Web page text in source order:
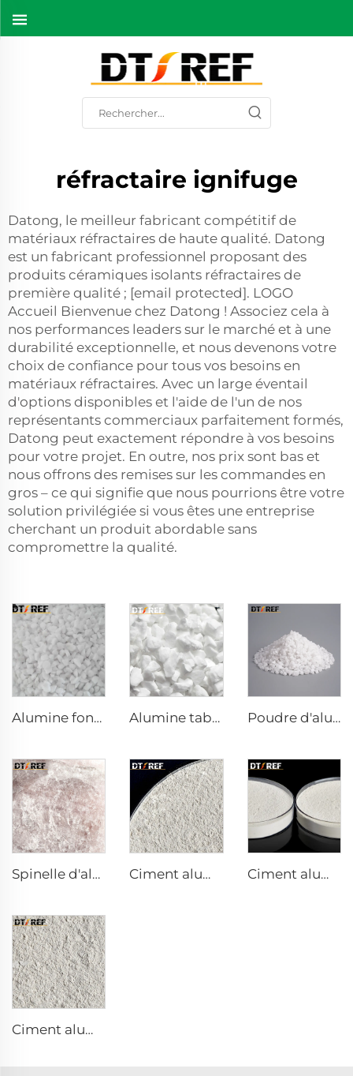
réfractaire ignifuge
Datong, le meilleur fabricant compétitif de
matériaux réfractaires de haute qualité. Datong
est un fabricant professionnel proposant des
produits céramiques isolants réfractaires de
première qualité ; [email protected]. LOGO
Accueil Bienvenue chez Datong ! Associez cela à
nos performances leaders sur le marché et à une
durabilité exceptionnelle, et nous devenons votre
choix de confiance pour tous vos besoins en
matériaux réfractaires. Avec un large éventail
d'options disponibles et l'aide de l'un de nos
représentants commerciaux parfaitement formés,
Datong peut exactement répondre à vos besoins
pour votre projet. En outre, nos prix sont bas et
nous offrons des remises sur les commandes en
gros – ce qui signifie que nous pourrions être votre
solution privilégiée si vous êtes une entreprise
cherchant un produit abordable sans
compromettre la qualité.
Alumine fondue blanche Alumine tabulaire Poudre d'alumine fondue
Spinelle d'alumine-magnésie fondue AM90 Ciment aluminocalcaire DK-68 Ciment aluminocalcaire DK-80
Ciment aluminocalcaire DK-71